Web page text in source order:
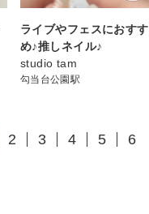
ライブやフェスにおすす
め♪推しネイル♪
studio tam
勾当台公園駅
2 3 4 5 6